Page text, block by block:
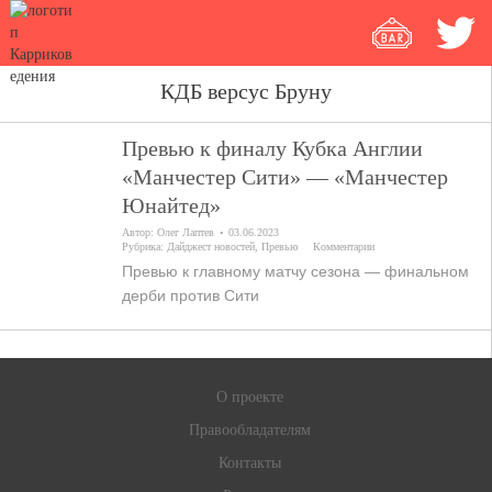
КДБ версус Бруну
Превью к финалу Кубка Англии
«Манчестер Сити» — «Манчестер
Юнайтед»
Автор:Олег Лаптев
03.06.2023
Рубрика: Дайджест новостей ,Превью Комментарии
Превью к главному матчу сезона — финальном
дерби против Сити
О проекте
Правообладателям
Контакты